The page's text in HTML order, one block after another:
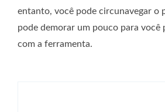
entanto, você pode circunavegar o
pode demorar um pouco para você
com a ferramenta.